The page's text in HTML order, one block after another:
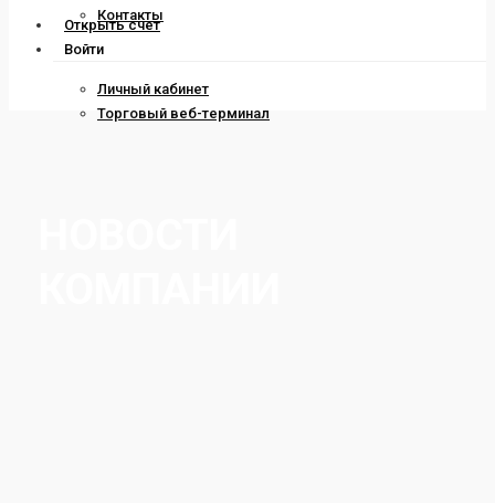
Контакты
Открыть счет
Войти
Личный кабинет
Торговый веб-терминал